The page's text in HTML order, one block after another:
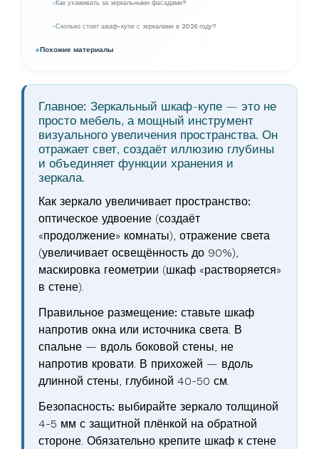
Как ухаживать за зеркальными фасадами?
Сколько стоит шкаф-купе с зеркалами в 2026 году?
Похожие материалы
Главное: Зеркальный шкаф-купе — это не
просто мебель, а мощный инструмент
визуального увеличения пространства. Он
отражает свет, создаёт иллюзию глубины
и объединяет функции хранения и
зеркала.
Как зеркало увеличивает пространство:
оптическое удвоение (создаёт
«продолжение» комнаты), отражение света
(увеличивает освещённость до 90%),
маскировка геометрии (шкаф «растворяется»
в стене).
Правильное размещение: ставьте шкаф
напротив окна или источника света. В
спальне — вдоль боковой стены, не
напротив кровати. В прихожей — вдоль
длинной стены, глубиной 40-50 см.
Безопасность: выбирайте зеркало толщиной
4-5 мм с защитной плёнкой на обратной
стороне. Обязательно крепите шкаф к стене